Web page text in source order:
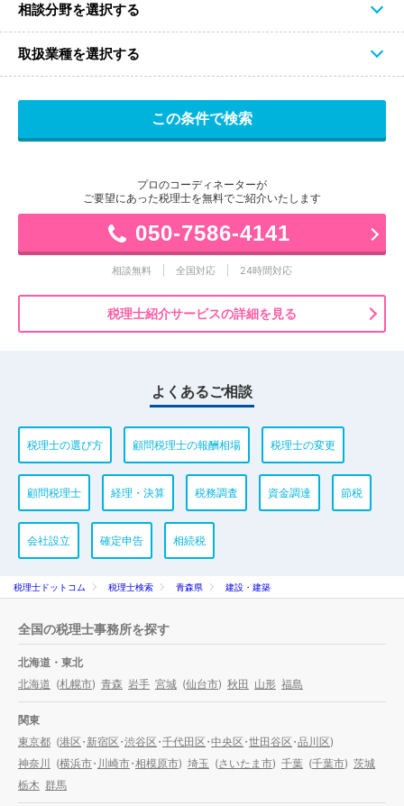
相談分野を選択する
取扱業種を選択する
プロのコーディネーターが
ご要望にあった税理士を無料でご紹介いたします
050-7586-4141
相談無料 全国対応 24時間対応
税理士紹介サービスの詳細を見る
よくあるご相談
税理士の選び方 顧問税理士の報酬相場 税理士の変更
顧問税理士 経理・決算 税務調査 資金調達 節税
会社設立 確定申告 相続税
税理士ドットコム 税理士検索 青森県 建設・建築
全国の税理士事務所を探す
北海道・東北
北海道 (札幌市) 青森 岩手 宮城 (仙台市) 秋田 山形 福島
関東
東京都 (港区・新宿区・渋谷区・千代田区・中央区・世田谷区・品川区)
神奈川
(横浜市・川崎市・相模原市) 埼玉 (さいたま市) 千葉 (千葉市) 茨城
栃木 群馬